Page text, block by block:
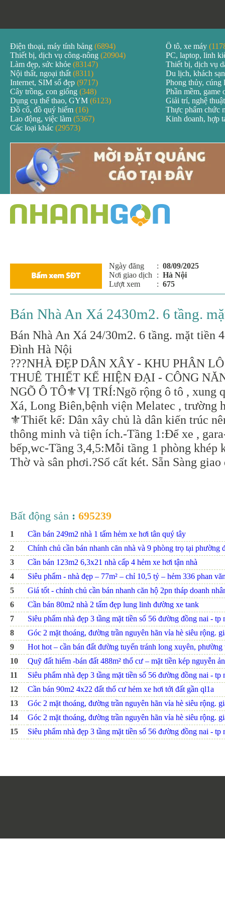
Điện thoại, máy tính bảng (6894) Ô tô, xe máy
Thiết bị, dịch vụ công-nông (20904)
PC, laptop, linh
Làm đẹp, sức khỏe (83147)
Thiết bị, dịch vụ
Nội thất, ngoại thất (8311)
Du lịch, khách
Internet, SIM số đẹp (9717)
Phong thủy, cúng
Cây trồng, con giống (348)
Phần mềm, game
Dụng cụ thể thao, GYM (6123)
Giải trí, nghệ
Đồ cổ, đồ quý hiếm (16)
Thực phẩm chức
Lao động, việc làm (5367)
Kinh doanh, hợp
Các loại khác (29573)
Ngày đăng : 08/09/2025
Nơi giao dịch : Hà Nội
Lượt xem
: 675
Bán Nhà An Xá 2430m2. 6 tầng.
Bán Nhà An Xá 24/30m2. 6 tầng. mặt tiền
Đình Hà Nội
???NHÀ ĐẸP DÂN XÂY - KHU PHÂN
THUÊ THIẾT KẾ HIỆN ĐẠI - CÔNG
NGÕ Ô TÔ⚜️VỊ TRÍ:Ngõ rộng ô tô , xung
Xá, Long Biên,bệnh viện Melatec , trường
⚜️Thiết kế: Dân xây chủ là dân kiến trúc
thông minh và tiện ích.-Tầng 1:Để xe ,
bếp,wc-Tầng 3,4,5:Mỗi tầng 1 phòng khép
Thờ và sân phơi.?Sổ cất két. Sẵn Sàng giao
Bất động sản : 695239
1
Cần bán 249m2 nhà 1 tấm hẻm xe hơi tân quý tây
2
Chính chủ cần bán nhanh căn nhà và 9 phòng trọ tại phường
3
Cần bán 123m2 6,3x21 nhà cấp 4 hẻm xe hơi tận nhà
4
Siêu phẩm - nhà đẹp – 77m² – chỉ 10,5 tỷ – hẻm 336 phan
5
Giá tốt - chính chủ cần bán nhanh căn hộ 2pn tháp doanh
6
Cần bán 80m2 nhà 2 tấm đẹp lung linh đường xe tank
7
Siêu phẩm nhà đẹp 3 tầng mặt tiền số 56 đường đồng nai - tp
8
Góc 2 mặt thoáng, đường trần nguyên hãn vỉa hè siêu rộng.
9
Hot hot – cần bán đất đường tuyến tránh long xuyên, phường
10
Quỹ đất hiếm -bán đất 488m² thổ cư – mặt tiền kép nguyễn
11
Siêu phẩm nhà đẹp 3 tầng mặt tiền số 56 đường đồng nai - tp
12
Cần bán 90m2 4x22 đất thổ cư hẻm xe hơi tới đất gần ql1a
13
Góc 2 mặt thoáng, đường trần nguyên hãn vỉa hè siêu rộng.
14
Góc 2 mặt thoáng, đường trần nguyên hãn vỉa hè siêu rộng.
15
Siêu phẩm nhà đẹp 3 tầng mặt tiền số 56 đường đồng nai - tp